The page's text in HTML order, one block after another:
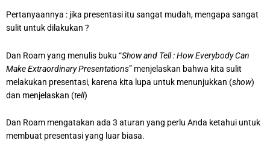
Pertanyaannya : jika presentasi itu sangat mudah, mengapa sangat
sulit untuk dilakukan ?
Dan Roam yang menulis buku “Show and Tell : How Everybody Can
Make Extraordinary Presentations” menjelaskan bahwa kita sulit
melakukan presentasi, karena kita lupa untuk menunjukkan (show)
dan menjelaskan (tell)
Dan Roam mengatakan ada 3 aturan yang perlu Anda ketahui untuk
membuat presentasi yang luar biasa.